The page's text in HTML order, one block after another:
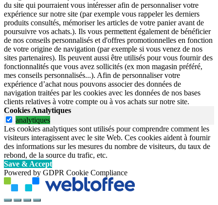
du site qui pourraient vous intéresser afin de personnaliser votre
expérience sur notre site (par exemple vous rappeler les derniers
produits consultés, mémoriser les articles de votre panier avant de
poursuivre vos achats.). Ils vous permettent également de bénéficier
de nos conseils personnalisés et d'offres promotionnelles en fonction
de votre origine de navigation (par exemple si vous venez de nos
sites partenaires). Ils peuvent aussi être utilisés pour vous fournir des
fonctionnalités que vous avez sollicités (ex mon magasin préféré,
mes conseils personnalisés...). Afin de personnaliser votre
expérience d’achat nous pouvons associer des données de
navigation traitées par les cookies avec les données de nos bases
clients relatives à votre compte ou à vos achats sur notre site.
Cookies Analytiques
analytiques
Les cookies analytiques sont utilisés pour comprendre comment les
visiteurs interagissent avec le site Web. Ces cookies aident à fournir
des informations sur les mesures du nombre de visiteurs, du taux de
rebond, de la source du trafic, etc.
Save & Accept
Powered by GDPR Cookie Compliance